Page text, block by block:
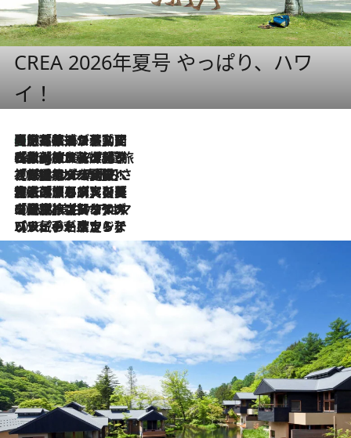
CREA 2026年夏号 やっぱり、ハワ
イ！
2026.8.5
【厳選旅コスメ】国内をあちこち移動する河井菜摘が選んだ夏旅ベストコスメ発表！「リラックスアイテムはマスト」【Mサイズジップ】
2026.8.4
【厳選旅コスメ】「紫外線＆乾燥対策しながらメイク感も！」ヘア＆メイクGeorgeが選んだ夏旅ベストコスメを発表！【Mサイズジップ】
2026.8.3
【厳選旅コスメ】「保湿もタイパ重視！」“サウナ好き”タレント清水みさとが愛用する夏旅ベストコスメを発表！【Mサイズジップ】
2026.8.2
【厳選旅コスメ】美容家・瀬戸麻実の夏旅ベストコスメを発表！「ストレスなく使えるクレンジング＆洗顔は必須」【Mサイズジップ】
2026.8.1
【厳選旅コスメ】「UV＆美白ケアはマスト！」フリーアナウンサー宇賀なつみの夏旅ベストコスメを発表！【Mサイズジップ】
2026.7.23
【リピート確定！】ハワイの名店ランチプレートとサンドイッチ、手が止まらない人気ドーナツ